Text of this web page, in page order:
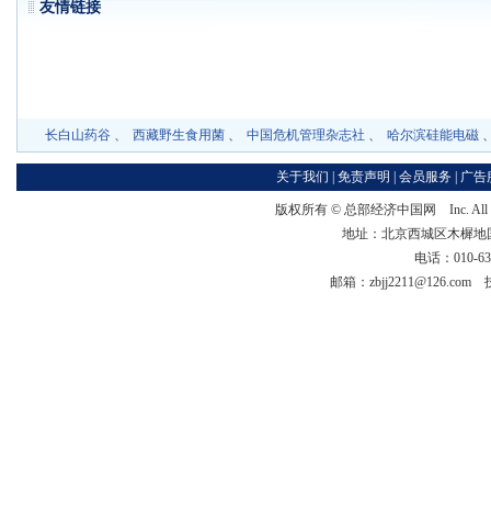
友情链
长白山药谷 、 西藏野生食用菌 、 中国危机管理杂志社 、 哈尔滨硅能电磁
关于我们 免责声明 会员服务 广告
版权所有 © 总部经济中国网
Inc. All
地址：北京西城区木樨
电话：010-
邮箱：zbjj2211@126.com